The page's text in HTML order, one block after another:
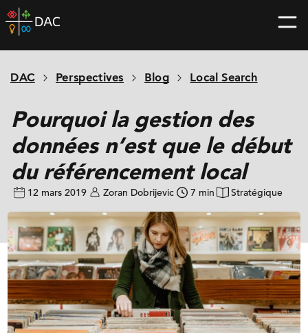
Skip
to
home
DAC Perspectives Blog Local Search
Pourquoi la gestion des
données n’est que le début
du référencement local
12 mars 2019 Zoran Dobrijevic 7 min Stratégique